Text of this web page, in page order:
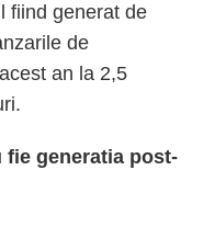
fiind generat de
de
an la 2,5
fie generatia post-